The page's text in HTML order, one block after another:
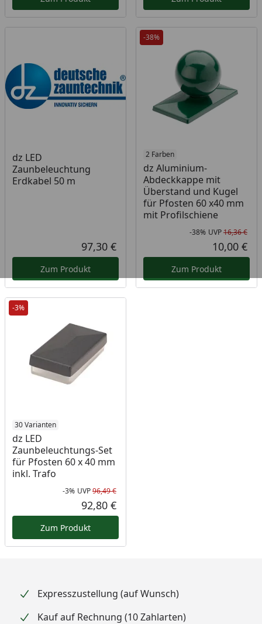
dz LED
Zaunbeleuchtung
Erdkabel 50 m
Aktueller Preis
97,30 €
Zum Produkt
-38%
2 Farben
dz Aluminium-
Abdeckkappe mit
Überstand und Kugel
für Pfosten 60 x40 mm
mit Profilschiene
-38% UVP16,36 €
10,00 €
Zum Produkt
-3%
30 Varianten
dz LED
Zaunbeleuchtungs-Set
für Pfosten 60 x 40 mm
inkl. Trafo
Rabatt in Prozent
-3%
Ursprünglicher Preis
UVP96,49 €
Aktueller Preis
92,80 €
Zum Produkt
Expresszustellung (auf Wunsch)
Kauf auf Rechnung (10 Zahlarten)